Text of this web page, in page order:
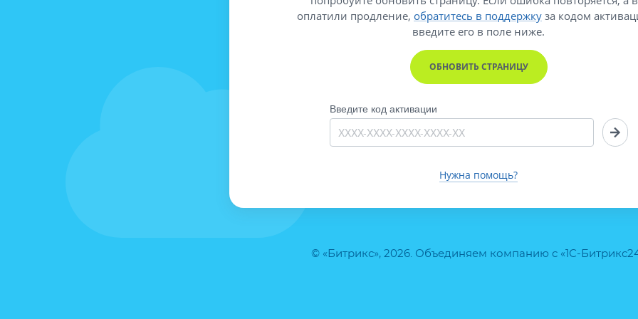
© «Битрикс», 2026. Объединяем компанию с «1С-
оплатили продление, обратитесь в поддержку за кодом
введите его в поле ниже.
ОБНОВИТЬ СТРАНИЦУ
Введите код активации
Нужна помощь?